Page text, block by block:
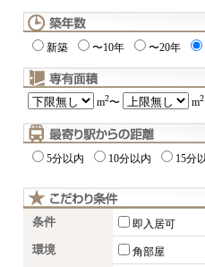
新築 〜10年 〜20年
m2〜 m2
5分以内 10分以内 15分
条件 即入居可
環境 角部屋